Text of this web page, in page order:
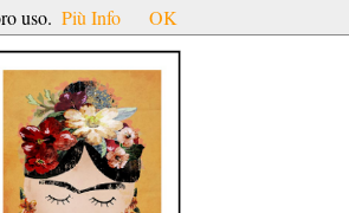
uso. Più Info OK